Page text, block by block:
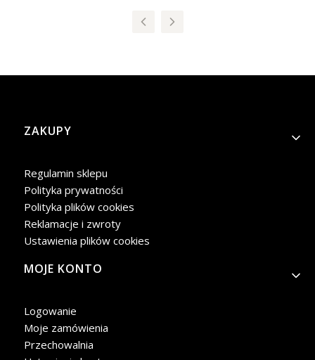
Linki w stopce
ZAKUPY
Regulamin sklepu
Polityka prywatności
Polityka plików cookies
Reklamacje i zwroty
Ustawienia plików cookies
MOJE KONTO
Logowanie
Moje zamówienia
Przechowalnia